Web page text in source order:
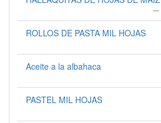
ROLLOS DE PASTA MIL HOJAS
Aceite a la albahaca
PASTEL MIL HOJAS